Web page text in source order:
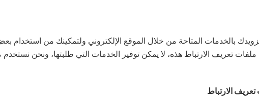
بالخدمات المتاحة من خلال الموقع الإلكتروني ولتمكينك من استخدام
تعريف الارتباط هذه، لا يمكن توفير الخدمات التي طلبتها، ونحن
الارتباط